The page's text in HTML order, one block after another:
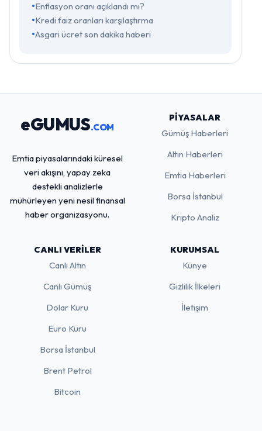
Enflasyon oranı açıklandı mı?
Kredi faiz oranları karşılaştırma
Asgari ücret son dakika haberi
eGUMUS.COM
Emtia piyasalarındaki küresel
veri akışını, yapay zeka
destekli analizlerle
mühürleyen yeni nesil finansal
haber organizasyonu.
PIYASALAR
Gümüş Haberleri
Altın Haberleri
Emtia Haberleri
Borsa İstanbul
Kripto Analiz
CANLI VERILER
Canlı Altın
Canlı Gümüş
Dolar Kuru
Euro Kuru
Borsa İstanbul
Brent Petrol
Bitcoin
KURUMSAL
Künye
Gizlilik İlkeleri
İletişim